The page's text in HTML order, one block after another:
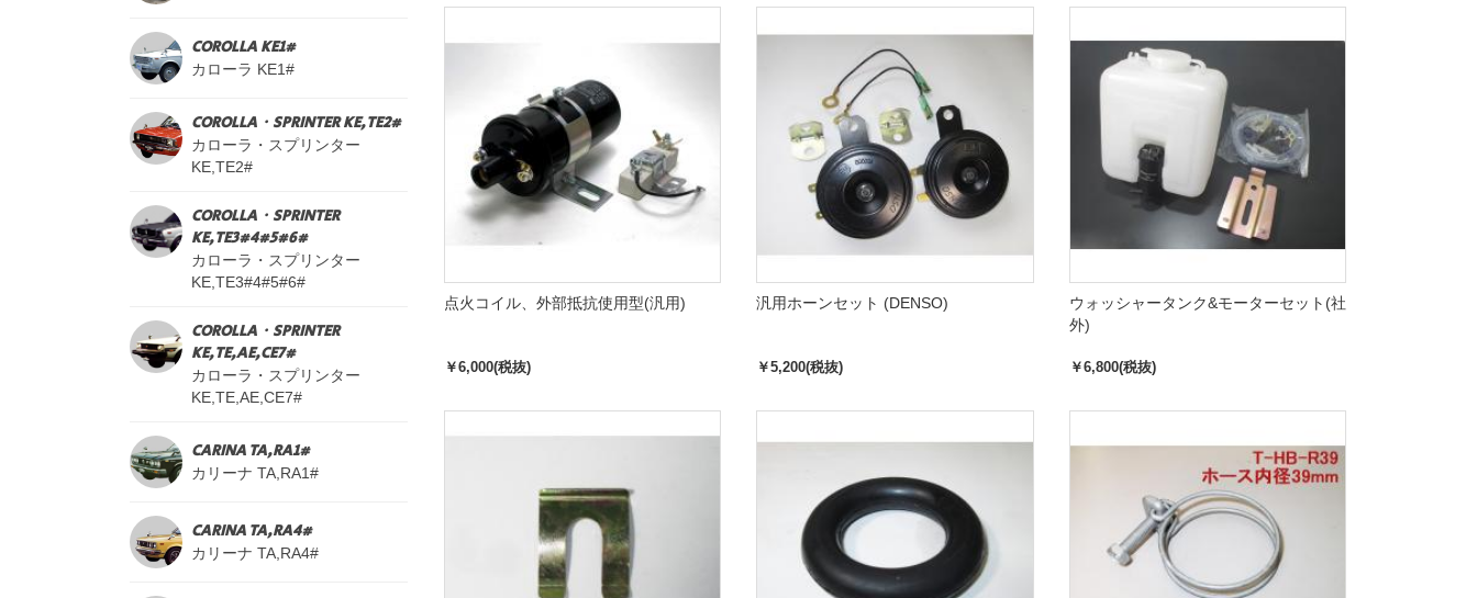
COROLLA KE1#
カローラ KE1#
COROLLA・SPRINTER KE,TE2#
カローラ・スプリンター
KE,TE2#
COROLLA・SPRINTER
KE,TE3#4#5#6#
カローラ・スプリンター
KE,TE3#4#5#6#
COROLLA・SPRINTER
KE,TE,AE,CE7#
カローラ・スプリンター
KE,TE,AE,CE7#
CARINA TA,RA1#
カリーナ TA,RA1#
CARINA TA,RA4#
カリーナ TA,RA4#
点火コイル、外部抵抗使用型(汎用)
￥6,000(税抜)
汎用ホーンセット (DENSO)
￥5,200(税抜)
ウォッシャータンク&モーターセット(社
外)
￥6,800(税抜)